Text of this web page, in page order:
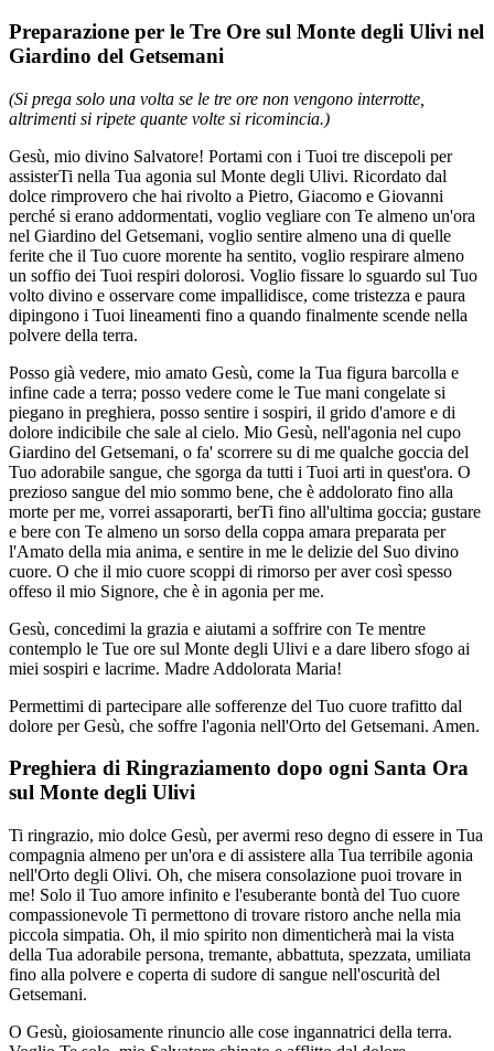
Preparazione per le Tre Ore sul Monte degli Ulivi nel
Giardino del Getsemani
(Si prega solo una volta se le tre ore non vengono interrotte,
altrimenti si ripete quante volte si ricomincia.)
Gesù, mio divino Salvatore! Portami con i Tuoi tre discepoli per
assisterTi nella Tua agonia sul Monte degli Ulivi. Ricordato dal
dolce rimprovero che hai rivolto a Pietro, Giacomo e Giovanni
perché si erano addormentati, voglio vegliare con Te almeno un'ora
nel Giardino del Getsemani, voglio sentire almeno una di quelle
ferite che il Tuo cuore morente ha sentito, voglio respirare almeno
un soffio dei Tuoi respiri dolorosi. Voglio fissare lo sguardo sul Tuo
volto divino e osservare come impallidisce, come tristezza e paura
dipingono i Tuoi lineamenti fino a quando finalmente scende nella
polvere della terra.
Posso già vedere, mio amato Gesù, come la Tua figura barcolla e
infine cade a terra; posso vedere come le Tue mani congelate si
piegano in preghiera, posso sentire i sospiri, il grido d'amore e di
dolore indicibile che sale al cielo. Mio Gesù, nell'agonia nel cupo
Giardino del Getsemani, o fa' scorrere su di me qualche goccia del
Tuo adorabile sangue, che sgorga da tutti i Tuoi arti in quest'ora. O
prezioso sangue del mio sommo bene, che è addolorato fino alla
morte per me, vorrei assaporarti, berTi fino all'ultima goccia; gustare
e bere con Te almeno un sorso della coppa amara preparata per
l'Amato della mia anima, e sentire in me le delizie del Suo divino
cuore. O che il mio cuore scoppi di rimorso per aver così spesso
offeso il mio Signore, che è in agonia per me.
Gesù, concedimi la grazia e aiutami a soffrire con Te mentre
contemplo le Tue ore sul Monte degli Ulivi e a dare libero sfogo ai
miei sospiri e lacrime. Madre Addolorata Maria!
Permettimi di partecipare alle sofferenze del Tuo cuore trafitto dal
dolore per Gesù, che soffre l'agonia nell'Orto del Getsemani. Amen.
Preghiera di Ringraziamento dopo ogni Santa Ora
sul Monte degli Ulivi
Ti ringrazio, mio dolce Gesù, per avermi reso degno di essere in Tua
compagnia almeno per un'ora e di assistere alla Tua terribile agonia
nell'Orto degli Olivi. Oh, che misera consolazione puoi trovare in
me! Solo il Tuo amore infinito e l'esuberante bontà del Tuo cuore
compassionevole Ti permettono di trovare ristoro anche nella mia
piccola simpatia. Oh, il mio spirito non dimenticherà mai la vista
della Tua adorabile persona, tremante, abbattuta, spezzata, umiliata
fino alla polvere e coperta di sudore di sangue nell'oscurità del
Getsemani.
O Gesù, gioiosamente rinuncio alle cose ingannatrici della terra.